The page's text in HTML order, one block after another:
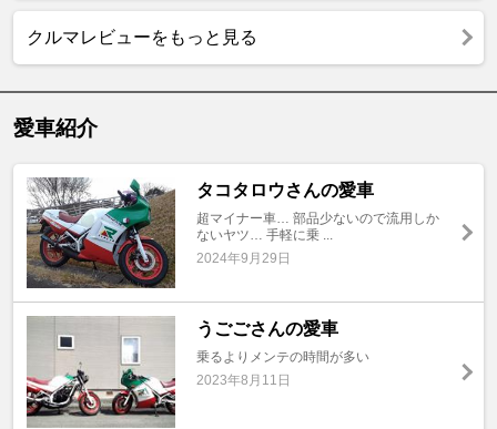
クルマレビューをもっと見る
愛車紹介
タコタロウさんの愛車
超マイナー車… 部品少ないので流用しか
ないヤツ… 手軽に乗 ...
2024年9月29日
うごごさんの愛車
乗るよりメンテの時間が多い
2023年8月11日